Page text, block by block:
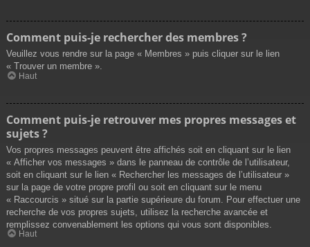
Comment puis-je rechercher des membres ?
Veuillez vous rendre sur la page « Membres » puis cliquer sur le lien
« Trouver un membre ».
Haut
Comment puis-je retrouver mes propres messages et
sujets ?
Vos propres messages peuvent être affichés soit en cliquant sur le lien
« Afficher vos messages » dans le panneau de contrôle de l’utilisateur,
soit en cliquant sur le lien « Rechercher les messages de l’utilisateur »
sur la page de votre propre profil ou soit en cliquant sur le menu
« Raccourcis » situé sur la partie supérieure du forum. Pour effectuer une
recherche de vos propres sujets, utilisez la recherche avancée et
remplissez convenablement les options qui vous sont disponibles.
Haut